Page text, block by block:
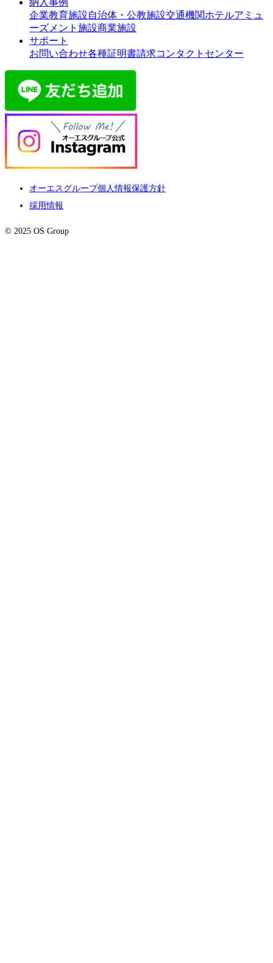
企業教育施設自治体・公教施設交通機関ホテルアミュ
ーズメント施設商業施設
サポート
お問い合わせ各種証明書請求コンタクトセンター
オーエスグループ個人情報保護方針
採用情報
© 2025 OS Group